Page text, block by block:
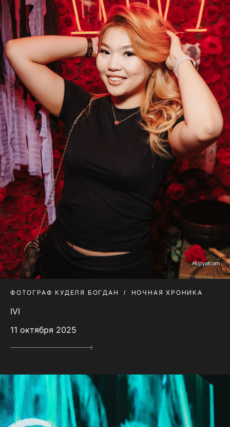
ФОТОГРАФ КУДЕЛЯ БОГДАН НОЧНАЯ ХРОНИКА
IVI
11 октября 2025